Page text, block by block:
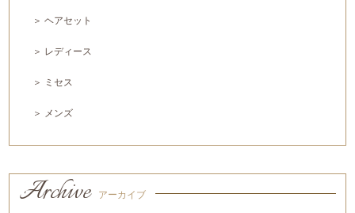
＞ ヘアセット
＞ レディース
＞ ミセス
＞ メンズ
Archive アーカイブ